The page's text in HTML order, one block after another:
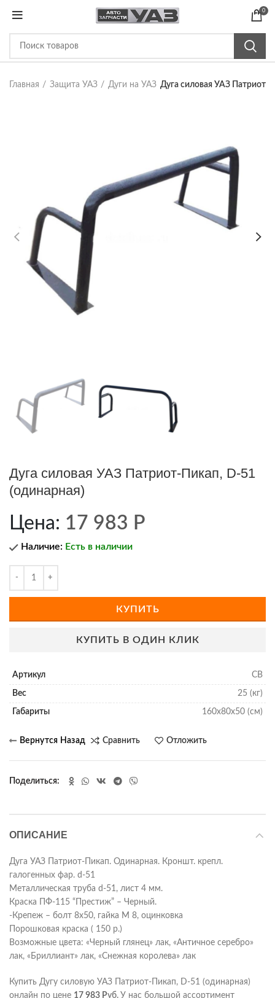
0
Главная Защита УАЗ Дуги на УАЗ Дуга силовая УАЗ Патриот-
Дуга силовая УАЗ Патриот-Пикап, D-51
(одинарная)
Цена: 17 983 Р
Наличие: Есть в наличии
КУПИТЬ
КУПИТЬ В ОДИН КЛИК
Артикул СВ
Вес 25 (кг)
Габариты 160х80х50 (см)
Сравнить Отложить
Поделиться
ОПИСАНИЕ
Дуга УАЗ Патриот-Пикап. Одинарная. Кроншт. крепл.
галогенных фар. d-51
Металлическая труба d-51, лист 4 мм.
Краска ПФ-115 “Престиж” – Черный.
-Крепеж – болт 8х50, гайка М 8, оцинковка
Порошковая краска ( 150 р.)
Возможные цвета: «Черный глянец» лак, «Античное серебро»
лак, «Бриллиант» лак, «Снежная королева» лак
Купить Дугу силовую УАЗ Патриот-Пикап, D-51 (одинарная)
онлайн по цене 17 983 Руб. У нас большой ассортимент